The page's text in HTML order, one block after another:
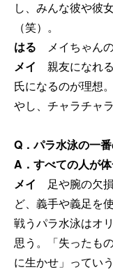
し、みんな彼や彼
（笑）。
はる メイちゃん
メイ 親友になれ
氏になるのが理想
やし、チャラチャ
Q．パラ水泳の一
A．すべての人が
メイ 足や腕の欠
ど、義手や義足を
戦うパラ水泳はオ
思う。「失ったも
に生かせ」ってい